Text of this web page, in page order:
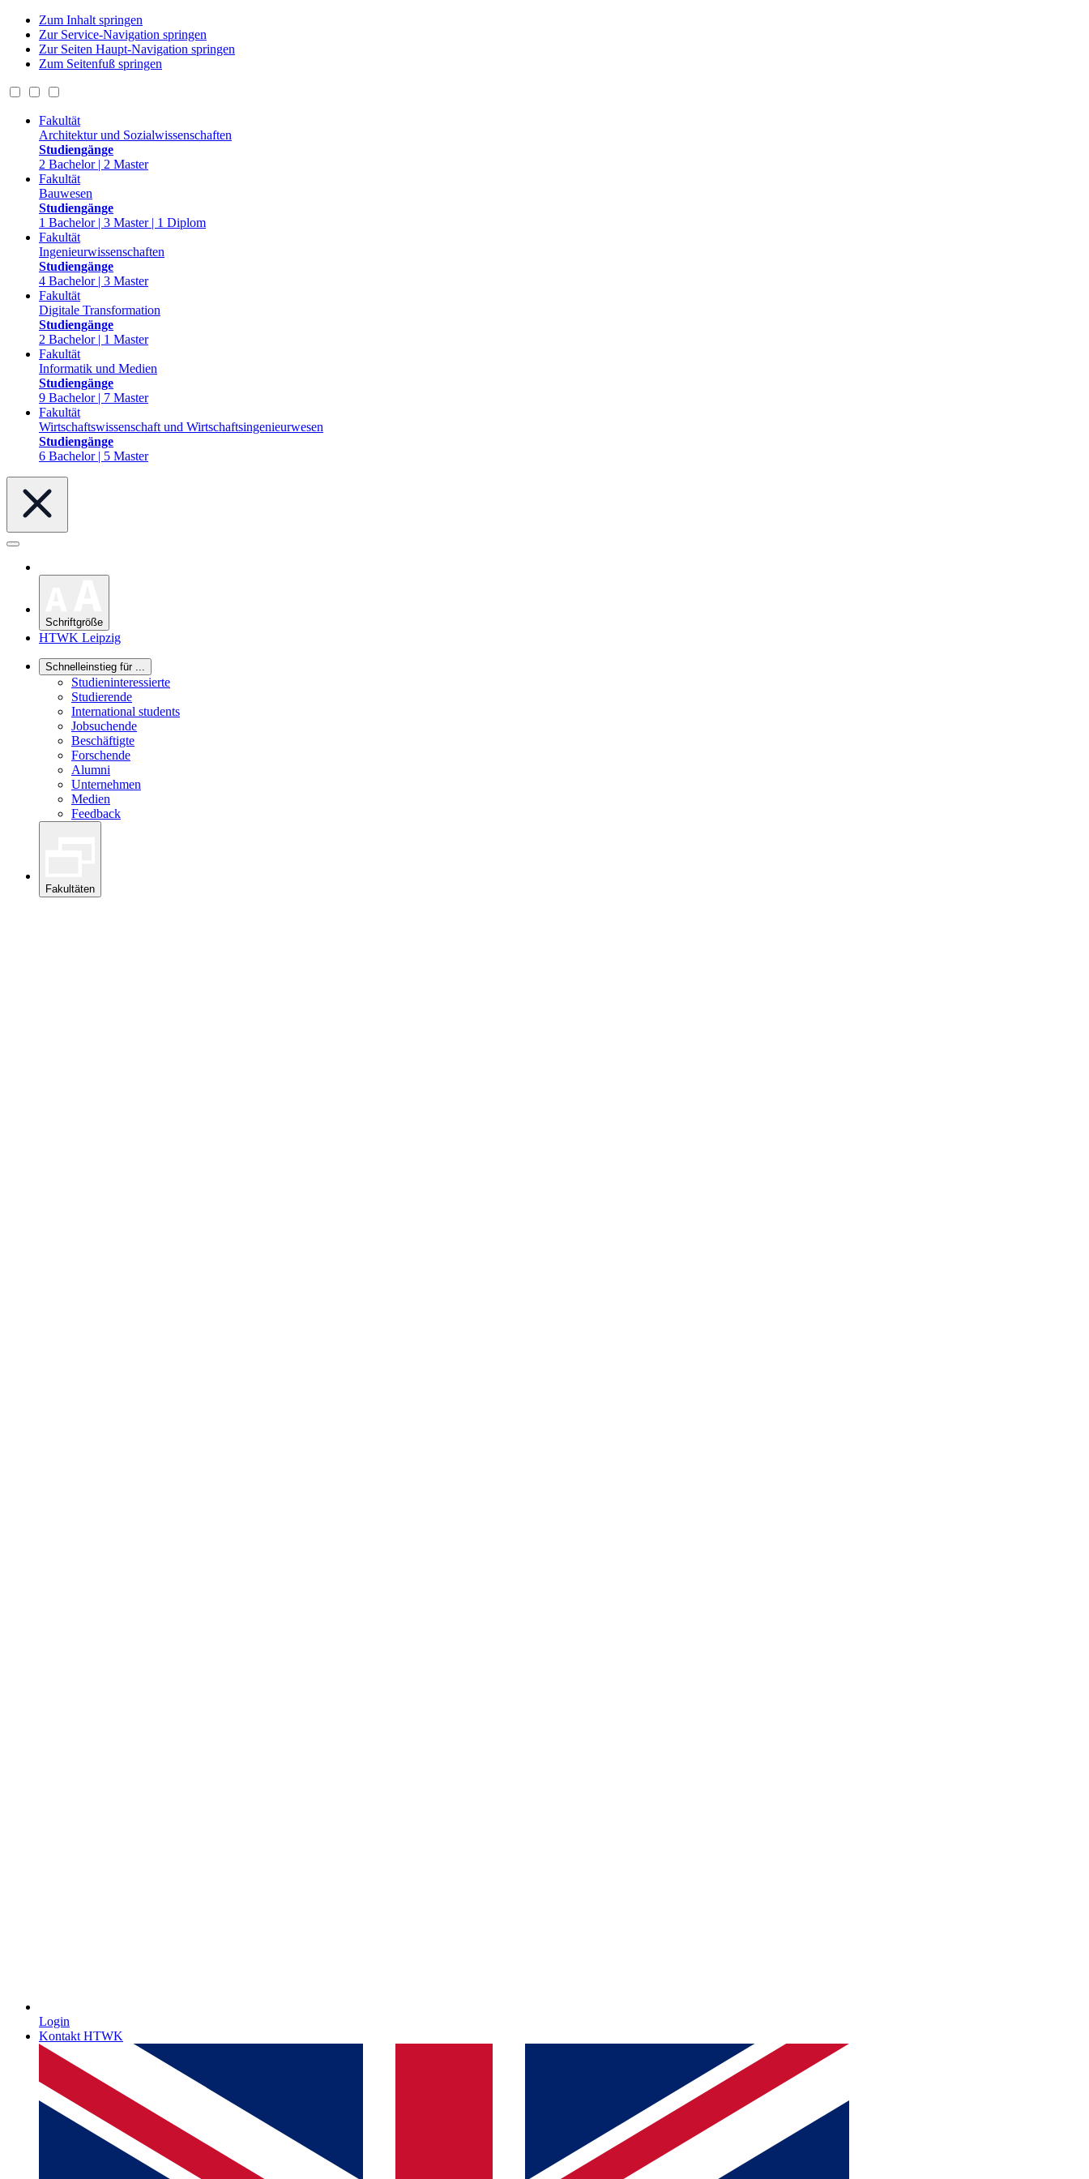
Zum Inhalt springen
Zur Service-Navigation springen
Zur Seiten Haupt-Navigation springen
Zum Seitenfuß springen
Fakultät
Architektur und Sozialwissenschaften
Studiengänge
2 Bachelor | 2 Master
Fakultät
Bauwesen
Studiengänge
1 Bachelor | 3 Master | 1 Diplom
Fakultät
Ingenieurwissenschaften
Studiengänge
4 Bachelor | 3 Master
Fakultät
Digitale Transformation
Studiengänge
2 Bachelor | 1 Master
Fakultät
Informatik und Medien
Studiengänge
9 Bachelor | 7 Master
Fakultät
Wirtschaftswissenschaft und Wirtschaftsingenieurwesen
Studiengänge
6 Bachelor | 5 Master
Schriftgröße
HTWK Leipzig
Schnelleinstieg für ...
Studieninteressierte
Studierende
International students
Jobsuchende
Beschäftigte
Forschende
Alumni
Unternehmen
Medien
Feedback
Fakultäten
Login
Kontakt HTWK